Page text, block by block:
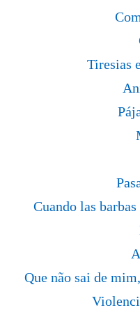
Tiresias
Cuando las
Que não sai de